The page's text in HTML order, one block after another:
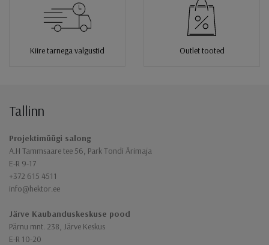
Kiire tarnega valgustid Outlet tooted
Jaluse navigatsioon
Tallinn
Projektimüügi salong
A.H Tammsaare tee 56, Park Tondi Ärimaja
E-R 9-17
+372 615 4511
info@hektor.ee
Järve Kaubanduskeskuse pood
Pärnu mnt. 238, Järve Keskus
E-R 10-20